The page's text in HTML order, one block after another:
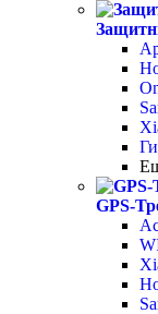
GPS-